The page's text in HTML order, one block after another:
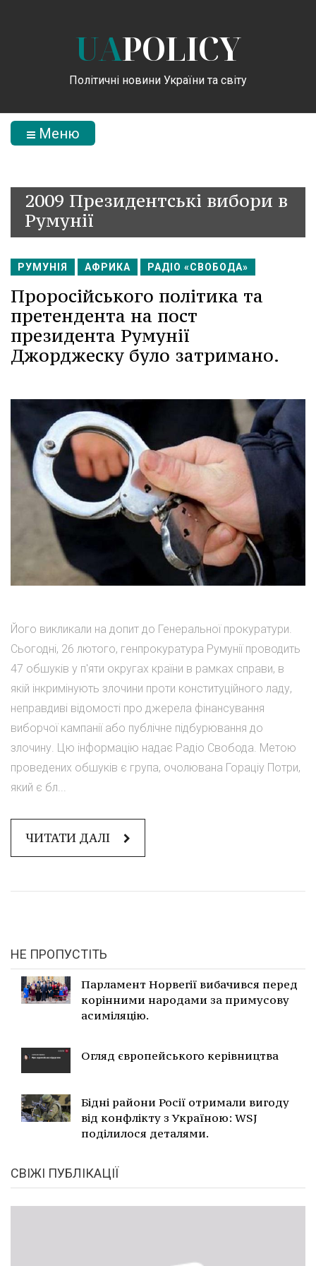
UAPOLICY
Політичні новини України та світу
Меню
2009 Президентські вибори в
Румунії
РУМУНІЯ АФРИКА РАДІО «СВОБОДА»
Проросійського політика та
претендента на пост
президента Румунії
Джорджеску було затримано.
Його викликали на допит до Генеральної прокуратури.
Сьогодні, 26 лютого, генпрокуратура Румунії проводить
47 обшуків у п'яти округах країни в рамках справи, в
якій інкримінують злочини проти конституційного ладу,
неправдиві відомості про джерела фінансування
виборчої кампанії або публічне підбурювання до
злочину. Цю інформацію надає Радіо Свобода. Метою
проведених обшуків є група, очолювана Гораціу Потри,
який є бл...
ЧИТАТИ ДАЛІ
НЕ ПРОПУСТІТЬ
Парламент Норвегії вибачився перед
корінними народами за примусову
асиміляцію.
Огляд європейського керівництва
Бідні райони Росії отримали вигоду
від конфлікту з Україною: WSJ
поділилося деталями.
СВІЖІ ПУБЛІКАЦІЇ